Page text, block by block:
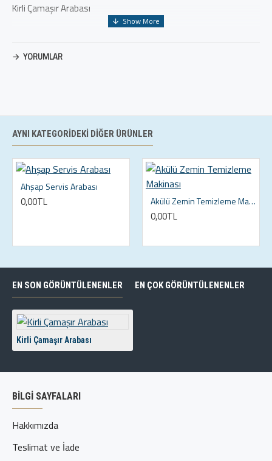
Kirli Çamaşır Arabası
YORUMLAR
AYNI KATEGORIDEKI DIĞER ÜRÜNLER
Ahşap Servis Arabası
0,00TL Akülü Zemin Temizleme Makinası
0,00TL
EN SON GÖRÜNTÜLENENLER EN ÇOK GÖRÜNTÜLENENLER
Kirli Çamaşır Arabası
BILGI SAYFALARI
Hakkımızda
Teslimat ve İade